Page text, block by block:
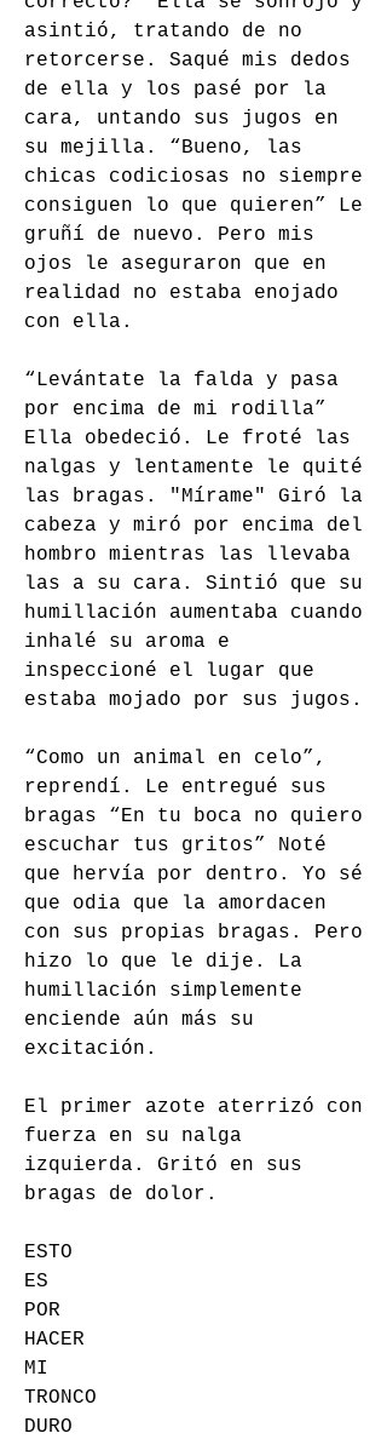
asintió, tratando de no
retorcerse. Saqué mis dedos
de ella y los pasé por la
cara, untando sus jugos en
su mejilla. “Bueno, las
chicas codiciosas no siempre
consiguen lo que quieren” Le
gruñí de nuevo. Pero mis
ojos le aseguraron que en
realidad no estaba enojado
con ella.
“Levántate la falda y pasa
por encima de mi rodilla”
Ella obedeció. Le froté las
nalgas y lentamente le quité
las bragas. "Mírame" Giró la
cabeza y miró por encima del
hombro mientras las llevaba
las a su cara. Sintió que su
humillación aumentaba cuando
inhalé su aroma e
inspeccioné el lugar que
estaba mojado por sus jugos.
“Como un animal en celo”,
reprendí. Le entregué sus
bragas “En tu boca no quiero
escuchar tus gritos” Noté
que hervía por dentro. Yo sé
que odia que la amordacen
con sus propias bragas. Pero
hizo lo que le dije. La
humillación simplemente
enciende aún más su
excitación.
El primer azote aterrizó con
fuerza en su nalga
izquierda. Gritó en sus
bragas de dolor.
ESTO
ES
POR
HACER
MI
TRONCO
DURO